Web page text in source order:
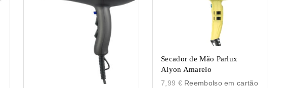
Secador de Mão Parlux
Alyon Amarelo
7,99 €Reembolso em cartão